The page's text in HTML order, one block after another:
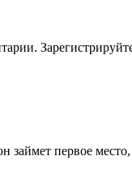
займет первое